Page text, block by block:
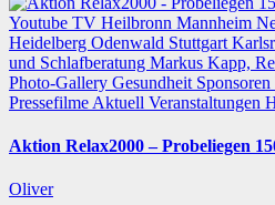
Youtube TV Heilbronn Mannheim
Heidelberg Odenwald Stuttgart
und Schlafberatung Markus Kapp,
Photo-Gallery Gesundheit Sponsoren
Pressefilme Aktuell Veranstaltungen
Aktion Relax2000 – Probeliegen
Oliver